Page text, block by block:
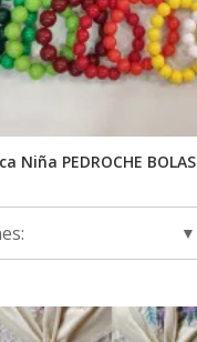
Niña PEDROCHE BOLAS